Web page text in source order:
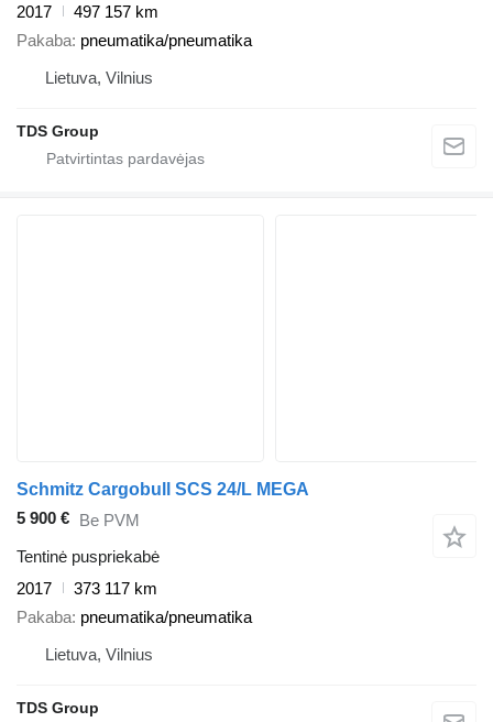
2017
497 157 km
Pakaba pneumatika/pneumatika
Lietuva, Vilnius
TDS Group
Schmitz Cargobull SCS 24/L MEGA
5 900 € Be PVM
Tentinė puspriekabė
2017
373 117 km
Pakaba pneumatika/pneumatika
Lietuva, Vilnius
TDS Group